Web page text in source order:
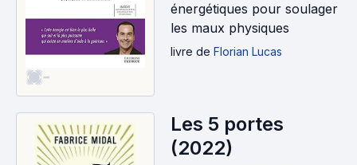
-
énergétiques pour soulager
les maux physiques
livre de Florian Lucas
Les 5 portes
(2022)